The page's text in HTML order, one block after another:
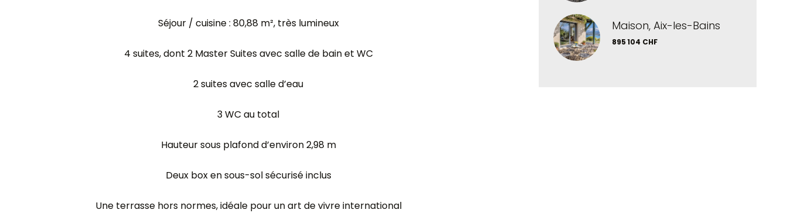
Séjour / cuisine : 80,88 m², très lumineux
4 suites, dont 2 Master Suites avec salle de bain et WC
2 suites avec salle d’eau
3 WC au total
Hauteur sous plafond d’environ 2,98 m
Deux box en sous-sol sécurisé inclus
Une terrasse hors normes, idéale pour un art de vivre international
Maison, Aix-les-Bains
895 104 CHF